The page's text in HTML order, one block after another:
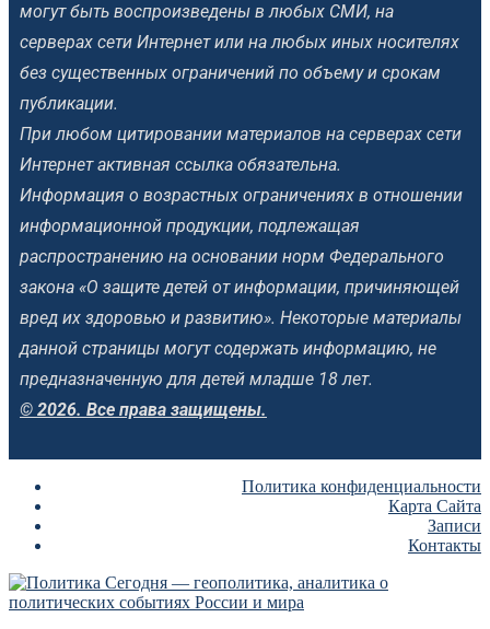
могут быть воспроизведены в любых СМИ, на
серверах сети Интернет или на любых иных носителях
без существенных ограничений по объему и срокам
публикации.
При любом цитировании материалов на серверах сети
Интернет активная ссылка обязательна.
Информация о возрастных ограничениях в отношении
информационной продукции, подлежащая
распространению на основании норм Федерального
закона «О защите детей от информации, причиняющей
вред их здоровью и развитию». Некоторые материалы
данной страницы могут содержать информацию, не
предназначенную для детей младше 18 лет.
© 2026. Все права защищены.
Политика конфиденциальности
Карта Сайта
Записи
Контакты